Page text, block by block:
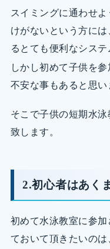
スイミングに通わせ
けがないという方に
るとても便利なシステ
しかし初めて子供を
不安な事もあると思い
そこで子供の短期水
致します。
2.初心者はあく
初めて水泳教室に参
ておいて頂きたいの